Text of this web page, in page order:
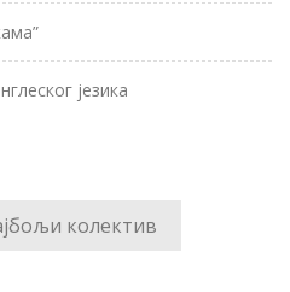
језика
колектив